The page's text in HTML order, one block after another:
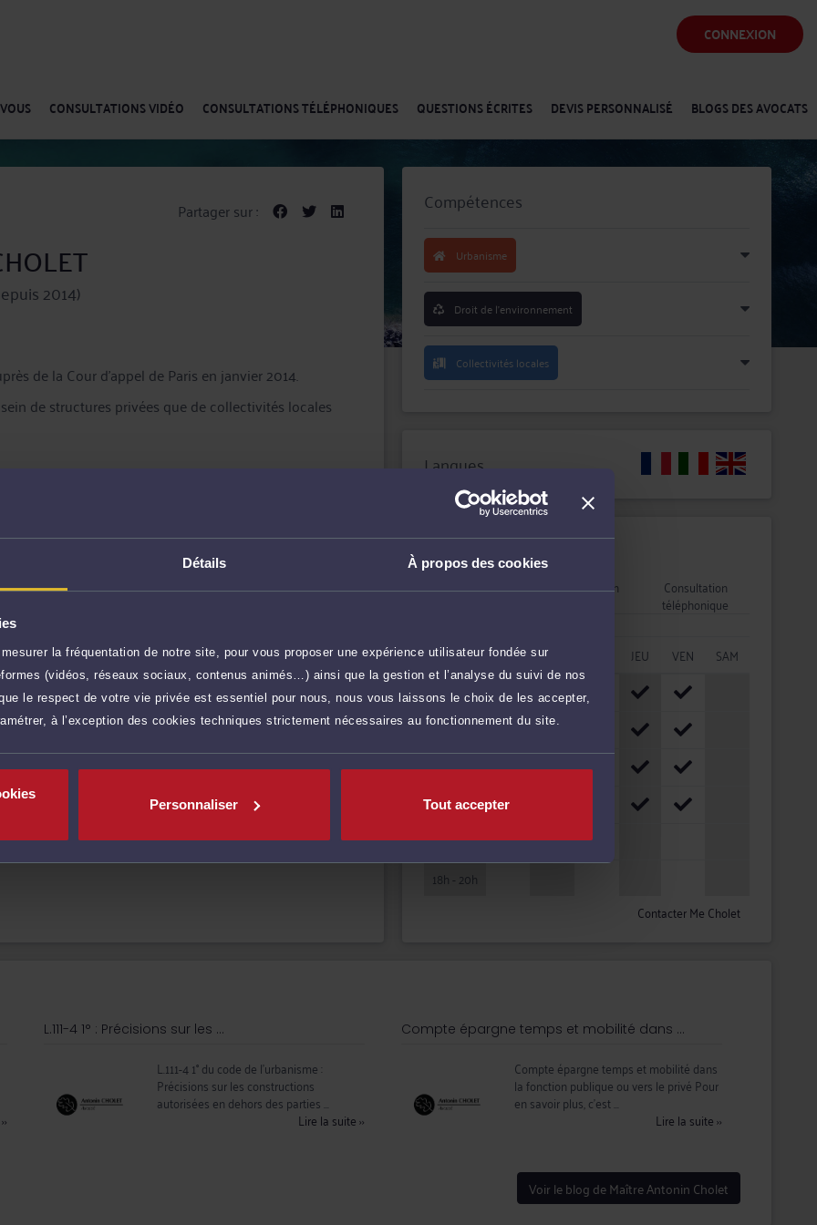
Détails À propos des cookies
la fréquentation de notre site, pour vous proposer une expérience utilisateur fondée sur
(vidéos, réseaux sociaux, contenus animés…) ainsi que la gestion et l’analyse du suivi de nos
le respect de votre vie privée est essentiel pour nous, nous vous laissons le choix de les accepter,
à l’exception des cookies techniques strictement nécessaires au fonctionnement du site.
Personnaliser Tout accepter
CONNEXION
CONSULTATIONS VIDÉO CONSULTATIONS TÉLÉPHONIQUES QUESTIONS ÉCRITES DEVIS PERSONNALISÉ BLOGS DES AVOCATS
Partager sur :
2014)
de la Cour d’appel de Paris en janvier 2014.
de structures privées que de collectivités locales
d’avocats de renommée nationale m’ont permis
technicité juridique.
qu'un rôle de représentation auprès des
active, de compétences certifiées, et d'une totale
plus
250 € Prendre RDV
150 €TTC Prendre RDV
150 € TTC Demander un rappel
120 €TTC Poser une question
Compétences
Urbanisme
Droit de l'environnement
Collectivités locales
Langues
Disponibilités
Rendez-vous Consultation Consultation
téléphonique
HORAIRES LUN MAR JEU VEN
SAM
08h - 10h
10h - 12h
12h - 14h
14h - 16h
16h - 18h
18h - 20h
Contacter Me Cholet
››
L.111-4 1° : Précisions sur les ...
L.111-4 1° du code de l'urbanisme :
Précisions sur les constructions
autorisées en dehors des parties ...
Lire la suite››
Compte épargne temps et mobilité dans ...
Compte épargne temps et mobilité dans
la fonction publique ou vers le privé Pour
en savoir plus, c’est ...
Lire la suite››
Voir le blog de Maître Antonin Cholet